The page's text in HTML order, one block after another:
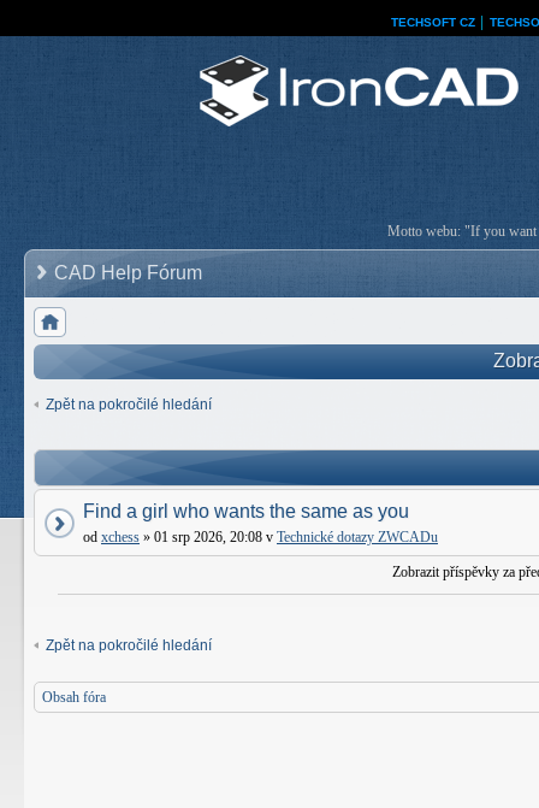
TECHSOFT CZ
Motto webu: "If you want
CAD Help Fórum
Zpět na pokročilé hledání
Find a girl who wants the same as you
od xchess » 01 srp 2026, 20:08 v Technické dotazy ZWCADu
Zobrazit příspěvky za
Zpět na pokročilé hledání
Obsah fóra